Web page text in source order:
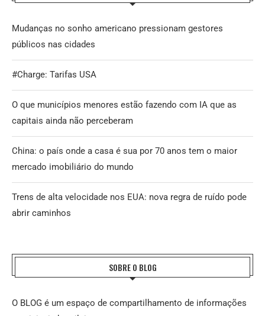
Mudanças no sonho americano pressionam gestores
públicos nas cidades
#Charge: Tarifas USA
O que municípios menores estão fazendo com IA que as
capitais ainda não perceberam
China: o país onde a casa é sua por 70 anos tem o maior
mercado imobiliário do mundo
Trens de alta velocidade nos EUA: nova regra de ruído pode
abrir caminhos
SOBRE O BLOG
O BLOG é um espaço de compartilhamento de informações